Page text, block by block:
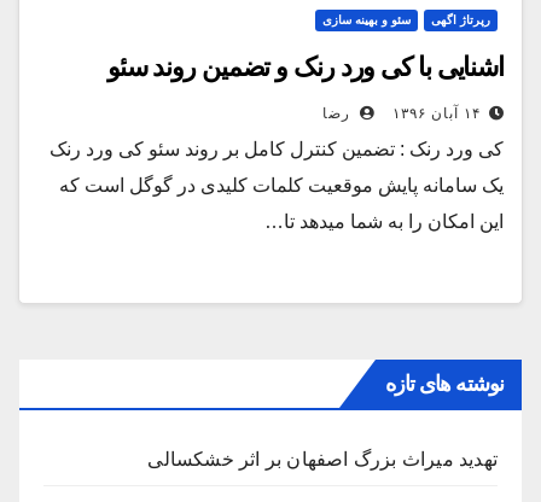
رپرتاژ اگهی سئو و بهینه سازی
اشنایی با کی ورد رنک و تضمین روند سئو
۱۴ آبان ۱۳۹۶ رضا
کی ورد رنک : تضمین کنترل کامل بر روند سئو کی ورد رنک
یک سامانه پایش موقعیت کلمات کلیدی در گوگل است که
این امکان را به شما میدهد تا…
نوشته های تازه
تهدید میراث بزرگ اصفهان بر اثر خشکسالی